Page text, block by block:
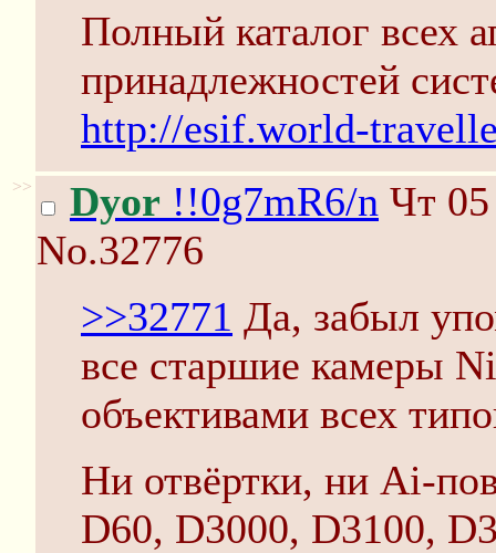
Полный каталог всех
принадлежностей
http://esif.world-
>> Dyor !!0g7mR6/n Чт
No.32776
>>32771 Да, забыл
все старшие камеры
объективами всех
Ни отвёртки, ни Ai-
D60, D3000, D3100,